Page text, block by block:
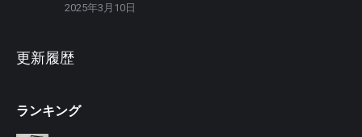
2025年3月10日
更新履歴
ランキング